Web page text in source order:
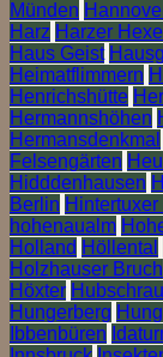
Münden
Harz Harzer
Haus Geist
Heimatflimmern
Henrichshütte
Hermannshöhen
Hermansdenkmal
Felsengärten
Hidddenhausen
Berlin
hohenaualm
Holland Höllental
Holzhauser Bruch
Höxter
Hungerberg
Ibbenbüren